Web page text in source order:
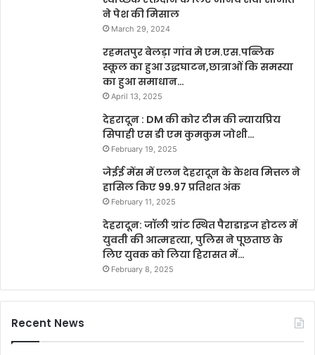
ने पेश की मिसाल
March 29, 2024
रहमतपुर बेलड़ा गांव मे एम.एस.पब्लिक
स्कूल का हुआ उद्धघाटन,छात्राओं कि समस्या
का हुआ समाधान…
April 13, 2025
देहरादून : DM की कोर टीम की न्यायप्रिय
सिपाही एस डी एम कुमकुम जोशी…
February 19, 2025
जेईई मेंस में एलन देहरादून के केशव मित्तल ने
हासिल किए 99.97 प्रतिशत अंक
February 11, 2025
देहरादून: जॉली ग्रांट स्थित पैराडाइज होटल में
युवती की आत्महत्या, पुलिस ने पूछताछ के
लिए युवक को लिया हिरासत में…
February 8, 2025
Recent News